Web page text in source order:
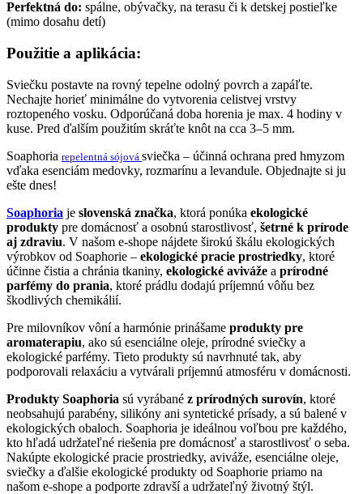
Perfektná do: spálne, obývačky, na terasu či k detskej postieľke
(mimo dosahu detí)
Použitie a aplikácia:
Sviečku postavte na rovný tepelne odolný povrch a zapáľte.
Nechajte horieť minimálne do vytvorenia celistvej vrstvy
roztopeného vosku. Odporúčaná doba horenia je max. 4 hodiny v
kuse. Pred ďalším použitím skráťte knôt na cca 3–5 mm.
Soaphoria repelentná sójová sviečka – účinná ochrana pred hmyzom
vďaka esenciám medovky, rozmarínu a levandule. Objednajte si ju
ešte dnes!
Soaphoria je slovenská značka, ktorá ponúka ekologické
produkty pre domácnosť a osobnú starostlivosť, šetrné k prírode
aj zdraviu. V našom e-shope nájdete širokú škálu ekologických
výrobkov od Soaphorie – ekologické pracie prostriedky, ktoré
účinne čistia a chránia tkaniny, ekologické aviváže a prírodné
parfémy do prania, ktoré prádlu dodajú príjemnú vôňu bez
škodlivých chemikálií.
Pre milovníkov vôní a harmónie prinášame produkty pre
aromaterapiu, ako sú esenciálne oleje, prírodné sviečky a
ekologické parfémy. Tieto produkty sú navrhnuté tak, aby
podporovali relaxáciu a vytvárali príjemnú atmosféru v domácnosti.
Produkty Soaphoria sú vyrábané z prírodných surovín, ktoré
neobsahujú parabény, silikóny ani syntetické prísady, a sú balené v
ekologických obaloch. Soaphoria je ideálnou voľbou pre každého,
kto hľadá udržateľné riešenia pre domácnosť a starostlivosť o seba.
Nakúpte ekologické pracie prostriedky, aviváže, esenciálne oleje,
sviečky a ďalšie ekologické produkty od Soaphorie priamo na
našom e-shope a podporte zdravší a udržateľný životný štýl.